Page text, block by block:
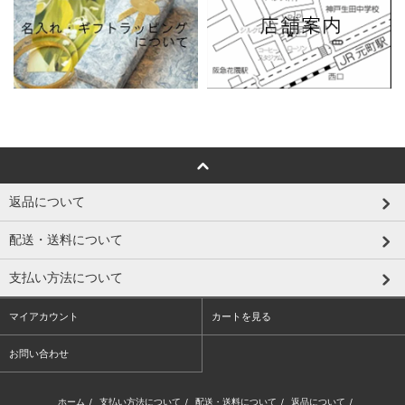
返品について
配送・送料について
支払い方法について
マイアカウント カートを見る
お問い合わせ
ホーム / 支払い方法について / 配送・送料について / 返品について /